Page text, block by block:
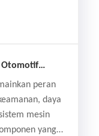
Otomotif
peran
daya
mesin
yang